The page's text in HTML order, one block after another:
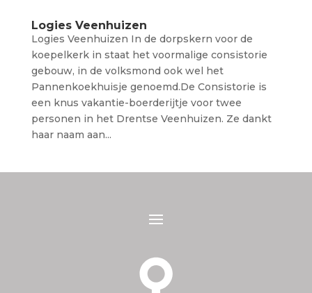
Logies Veenhuizen
Logies Veenhuizen In de dorpskern voor de
koepelkerk in staat het voormalige consistorie
gebouw, in de volksmond ook wel het
Pannenkoekhuisje genoemd.De Consistorie is
een knus vakantie-boerderijtje voor twee
personen in het Drentse Veenhuizen. Ze dankt
haar naam aan...